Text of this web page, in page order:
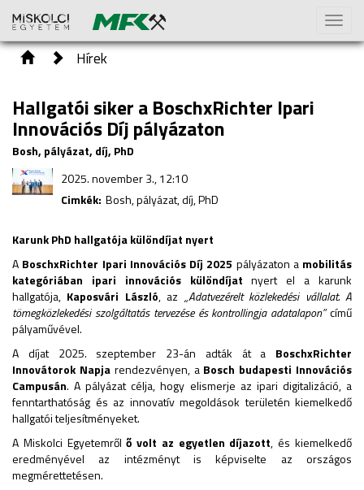
Toggle
Hírek
Hallgatói siker a BoschxRichter Ipari
Innovációs Díj pályázaton
Bosh, pályázat, díj, PhD
2025. november 3., 12:10
Cimkék: Bosh, pályázat, díj, PhD
Karunk PhD hallgatója különdíjat nyert
A BoschxRichter Ipari Innovációs Díj 2025 pályázaton a mobilitás
kategóriában ipari innovációs különdíjat nyert el a karunk
hallgatója, Kaposvári László, az „Adatvezérelt közlekedési vállalat. A
tömegközlekedési szolgáltatás tervezése és kontrollingja adatalapon”című
pályaművével.
A díjat 2025. szeptember 23-án adták át a BoschxRichter
Innovátorok Napjarendezvényen, a Bosch budapesti Innovációs
Campusán. A pályázat célja, hogy elismerje az ipari digitalizáció, a
fenntarthatóság és az innovatív megoldások területén kiemelkedő
hallgatói teljesítményeket.
A Miskolci Egyetemrőlő volt az egyetlen díjazott, és kiemelkedő
eredményével az intézményt is képviselte az országos
megmérettetésen.